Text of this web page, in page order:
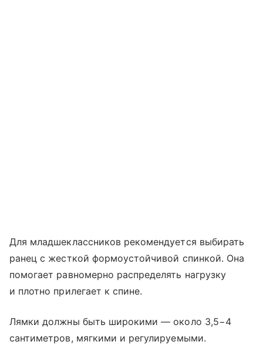
Для младшеклассников рекомендуется выбирать
ранец с жесткой формоустойчивой спинкой. Она
помогает равномерно распределять нагрузку
и плотно прилегает к спине.
Лямки должны быть широкими — около 3,5−4
сантиметров, мягкими и регулируемыми.